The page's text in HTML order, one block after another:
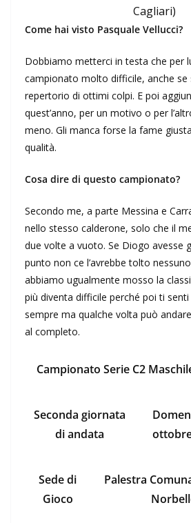
Cagliari)
Come hai visto Pasquale Vellucci?
Dobbiamo metterci in testa che per
campionato molto difficile, anche se
repertorio di ottimi colpi. E poi
quest’anno, per un motivo o per
meno. Gli manca forse la fame
qualità.
Cosa dire di questo campionato?
Secondo me, a parte Messina e
nello stesso calderone, solo che il
due volte a vuoto. Se Diogo avesse
punto non ce l’avrebbe tolto
abbiamo ugualmente mosso la
più diventa difficile perché poi ti
sempre ma qualche volta può
al completo.
Campionato Serie C2
Seconda giornata
di andata
Sede di
Gioco
Palestra